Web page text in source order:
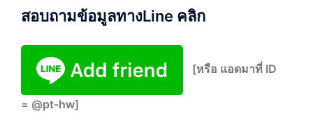
สอบถามข้อมูลทางLine คลิก
[หรือ แอดมาที่ ID
= @pt-hw]